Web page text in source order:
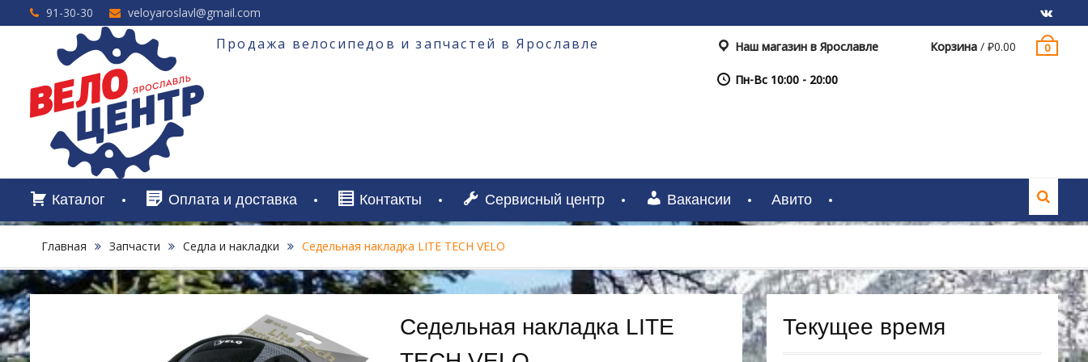
Перейти
к
91-30-30 veloyaroslavl@gmail.com
VK
Продажа велосипедов и запчастей в Ярославле Корзина / ₽0.00 0
Наш магазин в Ярославле
Пн-Вс 10:00 - 20:00
Каталог Оплата и доставка Контакты Сервисный центр Вакансии Авито
Главная Запчасти Седла и накладки Седельная накладка LITE TECH VELO
Седельная накладка LITE
Текущее время